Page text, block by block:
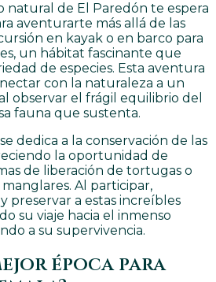
natural de El Paredón te espera
aventurarte más allá de las
en kayak o en barco para
un hábitat fascinante que
de especies. Esta aventura
con la naturaleza a un
observar el frágil equilibrio del
fauna que sustenta.
dedica a la conservación de las
la oportunidad de
de liberación de tortugas o
Al participar,
preservar a estas increíbles
su viaje hacia el inmenso
a su supervivencia.
época para